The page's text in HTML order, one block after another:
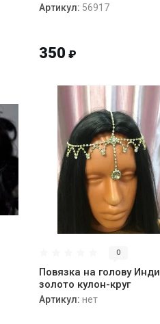
Артикул: 56917
350 ₽
0
Повязка на голову
золото кулон-круг
Артикул: нет